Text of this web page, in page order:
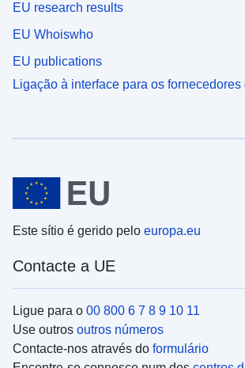
EU research results
EU Whoiswho
EU publications
Ligação à interface para os fornecedores
Este sítio é gerido pelo europa.eu
Contacte a UE
Ligue para o 00 800 6 7 8 9 10 11
Use outros outros números
Contacte-nos através do formulário